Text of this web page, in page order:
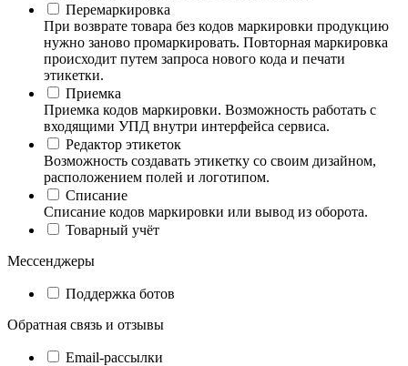
Перемаркировка
При возврате товара без кодов маркировки продукцию
нужно заново промаркировать. Повторная маркировка
происходит путем запроса нового кода и печати
этикетки.
Приемка
Приемка кодов маркировки. Возможность работать с
входящими УПД внутри интерфейса сервиса.
Редактор этикеток
Возможность создавать этикетку со своим дизайном,
расположением полей и логотипом.
Списание
Списание кодов маркировки или вывод из оборота.
Товарный учёт
Мессенджеры
Поддержка ботов
Обратная связь и отзывы
Email-рассылки